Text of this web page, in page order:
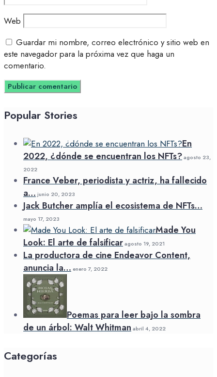
Web
Guardar mi nombre, correo electrónico y sitio web en
este navegador para la próxima vez que haga un
comentario.
Popular Stories
En
2022, ¿dónde se encuentran los NFTs?agosto 23,
2022
France Veber, periodista y actriz, ha fallecido
a… junio 20, 2023
Jack Butcher amplía el ecosistema de NFTs…
mayo 17, 2023
Made You
Look: El arte de falsificaragosto 19, 2021
La productora de cine Endeavor Content,
anuncia la… enero 7, 2022
Poemas para leer bajo la sombra
de un árbol: Walt Whitman abril 4, 2022
Categorías